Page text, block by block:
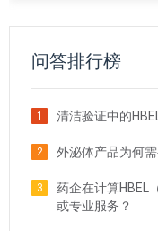
问答排行榜
1 清洁验证中的
2 外泌体产品为何
3
药企在计算HBEL
或专业服务？